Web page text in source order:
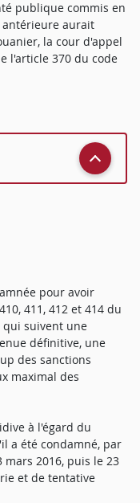
publique commis en
antérieure aurait
la cour d'appel
l'article 370 du code
pour avoir
411, 412 et 414 du
qui suivent une
définitive, une
des sanctions
maximal des
à l'égard du
a été condamné, par
2016, puis le 23
et de tentative